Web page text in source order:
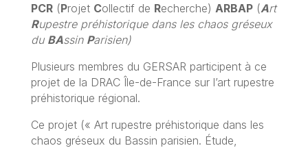
PCR(Projet Collectif de Recherche) ARBAP(Art
Rupestre préhistorique dans les chaos gréseux
du BAssin Parisien)
Plusieurs membres du GERSAR participent à ce
projet de la DRAC Île-de-France sur l’art rupestre
préhistorique régional.
Ce projet (« Art rupestre préhistorique dans les
chaos gréseux du Bassin parisien. Étude,